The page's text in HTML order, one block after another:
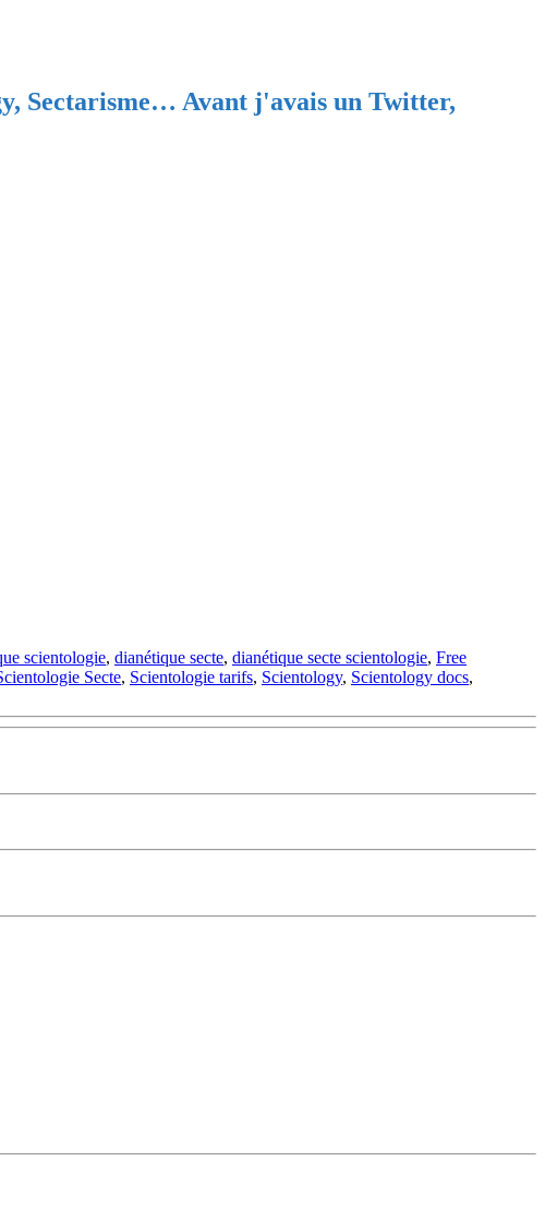
Sectarisme… Avant j'avais un Twitter,
scientologie, dianétique secte, dianétique secte scientologie, Free
Secte, Scientologie tarifs, Scientology, Scientology docs,